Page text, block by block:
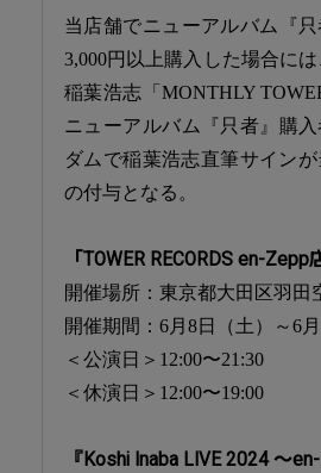
当店舗でニューアルバム『
3,000円以上購入した場合に
稲葉浩志「MONTHLY
ニューアルバム『只者』購
ダムで稲葉浩志直筆サイン
の付与となる。
「TOWER RECORDS en-
開催場所：東京都大田区羽
開催期間：6月8日（土）～6月
＜公演日＞12:00〜21:30
＜休演日＞12:00〜19:00
『Koshi Inaba LIVE 2024 〜